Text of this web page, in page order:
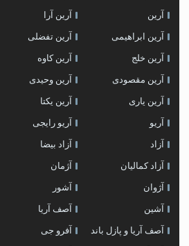
آرین آرین آرا
آرین ابراهیمی آرین تفضلی
آرین خلج آرین کاوه
آرین مقصودی آرین وحیدی
آرین یاری آرین یکتا
آریو آریو رایجی
آزاد آزاد بیضا
آزاد کمالیان آژمان
آژوان آشور
آشین آصف آریا
آصف آریا و پازل باند آفرو جی